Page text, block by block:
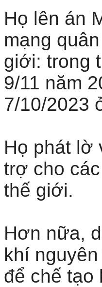
Họ lên án
mạng
giới: trong
9/11 năm
7/10/2023
Họ phát lờ
trợ cho
thế giới.
Hơn nữa,
khí
để chế tạo